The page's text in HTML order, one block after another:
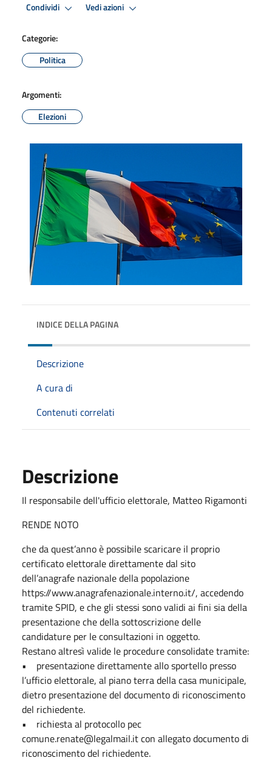
Condividi Vedi azioni
Categorie:
Politica
Argomenti:
Elezioni
INDICE DELLA PAGINA
Descrizione
A cura di
Contenuti correlati
Descrizione
Il responsabile dell'ufficio elettorale, Matteo Rigamonti
RENDE NOTO
che da quest’anno è possibile scaricare il proprio
certificato elettorale direttamente dal sito
dell’anagrafe nazionale della popolazione
https://www.anagrafenazionale.interno.it/, accedendo
tramite SPID, e che gli stessi sono validi ai fini sia della
presentazione che della sottoscrizione delle
candidature per le consultazioni in oggetto.
Restano altresì valide le procedure consolidate tramite:
• presentazione direttamente allo sportello presso
l’ufficio elettorale, al piano terra della casa municipale,
dietro presentazione del documento di riconoscimento
del richiedente.
• richiesta al protocollo pec
comune.renate@legalmail.it con allegato documento di
riconoscimento del richiedente.